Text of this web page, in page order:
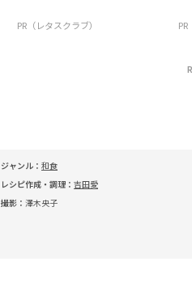
PR（レタスクラブ） PR
ジャンル： 和食
レシピ作成・調理： 吉田愛
撮影： 澤木央子